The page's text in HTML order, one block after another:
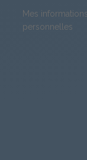
Mes
personnelles